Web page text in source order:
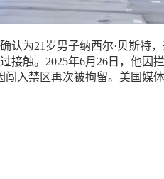
认为21岁男子纳西尔·贝斯特，
接触。2025年6月26日，他因
闯入禁区再次被拘留。美国媒